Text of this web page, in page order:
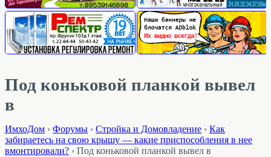
Под коньковой планкой вывел
в
ИмхоДом › Форумы › Стройка и Домовладение › Как
забираетесь на свою крышу — какие приспособления в нее
вмонтировали? › Под коньковой планкой вывел в